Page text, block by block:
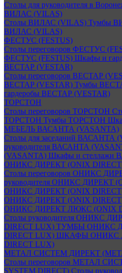
Столы для руководителя в
ВИЛАС (VILAS)
Столы ВИЛАС (VILAS) Тумбы
ВИЛАС (VILAS)
ФЕСТУС (FESTUS)
Столы переговоров ФЕСТУС
ФЕСТУС (FESTUS) Шкафы и
ВЕСТАР (VESTAR)
Столы переговоров ВЕСТАР
ВЕСТАР (VESTAR) Тумбы
гардеробы ВЕСТАР (VESTAR)
ТОРСТОН
Столы переговоров ТОРСТОН
ТОРСТОН Тумбы ТОРСТОН
МЕБЕЛЬ ВАСАНТА (VASANTA)
Столы для заседаний ВАСАНТА
руководителя ВАСАНТА
(VASANTA) Шкафы и стеллажи
ОНИКС ДИРЕКТ (ONIX
Столы переговоров ОНИКС
руководителя ОНИКС ДИРЕКТ
ОНИКС ДИРЕКТ (ONIX
ОНИКС ДИРЕКТ (ONIX
ОНИКС ДИРЕКТ ЛЮКС (ONIX
Столы руководителя ОНИКС
DIRECT LUX) ТУМБЫ ОНИКС
DIRECT LUX) ШКАФЫ ОНИКС
DIRECT LUX)
МЕТАЛ СИСТЕМ ДИРЕКТ
Столы переговоров МЕТАЛ
SYSTEM DIRECT) Столы